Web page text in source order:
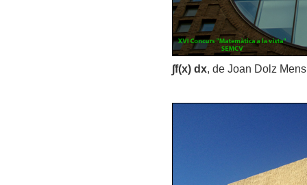
∫f(x) dx, de Joan Dolz